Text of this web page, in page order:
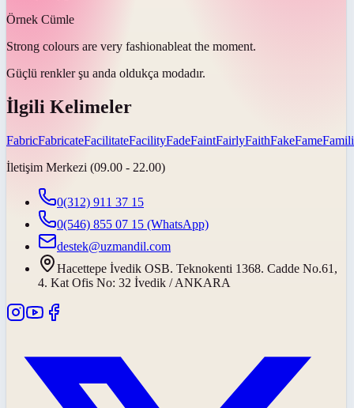
Örnek Cümle
Strong colours are very fashionableat the moment.
Güçlü renkler şu anda oldukça modadır.
İlgili Kelimeler
FabricFabricateFacilitateFacilityFadeFaintFairlyFaithFakeFame
İletişim Merkezi (09.00 - 22.00)
0(312) 911 37 15
0(546) 855 07 15 (WhatsApp)
destek@uzmandil.com
Hacettepe İvedik OSB. Teknokenti 1368. Cadde No.61,
4. Kat Ofis No: 32 İvedik / ANKARA